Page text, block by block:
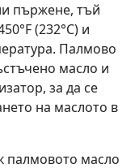
пържене, тъй
(232°C) и
Палмово
масло и
за да се
на маслото в
палмовото масло